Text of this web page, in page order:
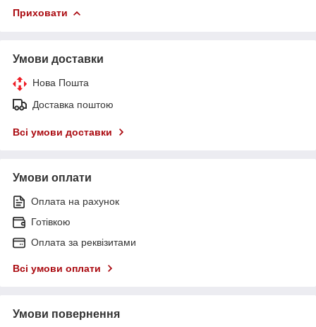
Приховати
Умови доставки
Нова Пошта
Доставка поштою
Всі умови доставки
Умови оплати
Оплата на рахунок
Готівкою
Оплата за реквізитами
Всі умови оплати
Умови повернення